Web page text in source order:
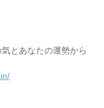
とあなたの運勢から